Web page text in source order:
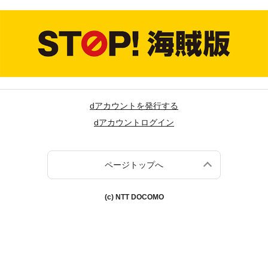
dアカウントを発行する
dアカウントログイン
ページトップへ
(c) NTT DOCOMO